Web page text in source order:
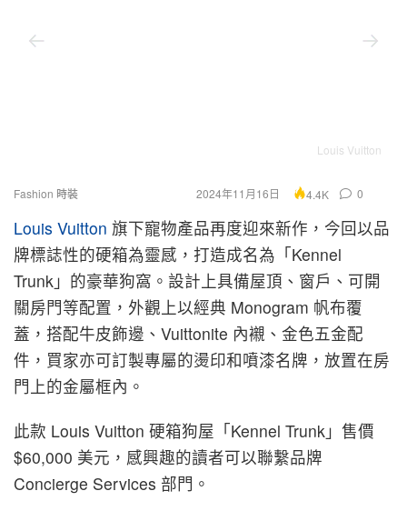
Louis Vuitton
Fashion 時裝 2024年11月16日 4.4K 0
Louis Vuitton 旗下寵物產品再度迎來新作，今回以品
牌標誌性的硬箱為靈感，打造成名為「Kennel
Trunk」的豪華狗窩。設計上具備屋頂、窗戶、可開
關房門等配置，外觀上以經典 Monogram 帆布覆
蓋，搭配牛皮飾邊、Vuittonite 內襯、金色五金配
件，買家亦可訂製專屬的燙印和噴漆名牌，放置在房
門上的金屬框內。
此款 Louis Vuitton 硬箱狗屋「Kennel Trunk」售價
$60,000 美元，感興趣的讀者可以聯繫品牌
Concierge Services 部門。